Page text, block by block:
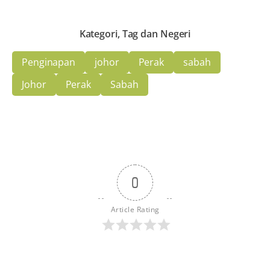
Kategori, Tag dan Negeri
Penginapan johor Perak
sabah
Johor
Perak Sabah
0
Article Rating